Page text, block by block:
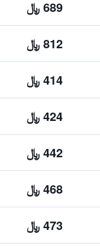
689 ﷼
812 ﷼
414 ﷼
424 ﷼
442 ﷼
468 ﷼
473 ﷼